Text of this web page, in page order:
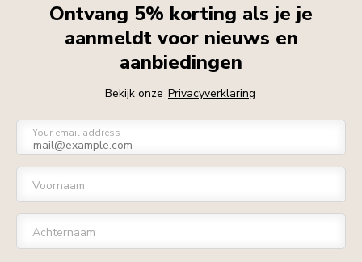
Ontvang 5% korting als je je
aanmeldt voor nieuws en
aanbiedingen
Bekijk onze Privacyverklaring
Your email address
Voornaam
Achternaam